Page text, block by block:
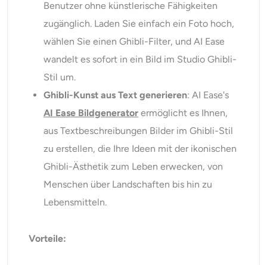
Benutzer ohne künstlerische Fähigkeiten
zugänglich. Laden Sie einfach ein Foto hoch,
wählen Sie einen Ghibli-Filter, und AI Ease
wandelt es sofort in ein Bild im Studio Ghibli-
Stil um.
Ghibli-Kunst aus Text generieren: AI Ease's
AI Ease Bildgenerator ermöglicht es Ihnen,
aus Textbeschreibungen Bilder im Ghibli-Stil
zu erstellen, die Ihre Ideen mit der ikonischen
Ghibli-Ästhetik zum Leben erwecken, von
Menschen über Landschaften bis hin zu
Lebensmitteln.
Vorteile: